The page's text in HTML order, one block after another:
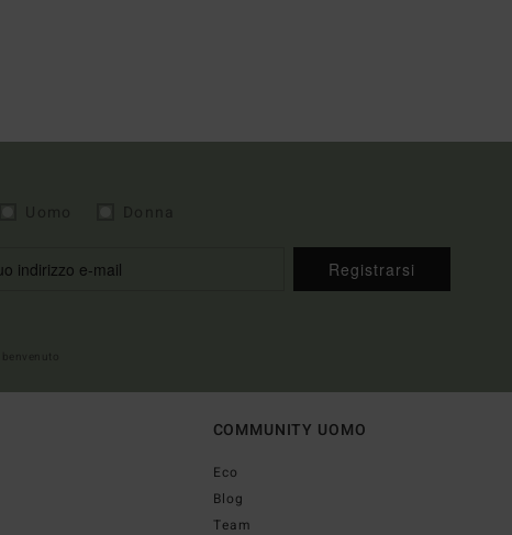
Registrarsi
COMMUNITY UOMO
Eco
Blog
Team